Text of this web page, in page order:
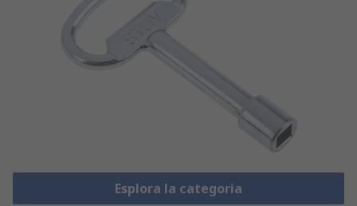
Esplora la categoria